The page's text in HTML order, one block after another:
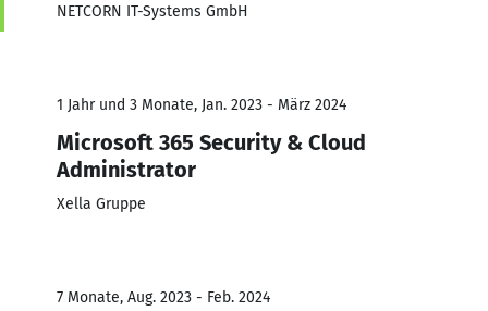
NETCORN IT-Systems GmbH
1 Jahr und 3 Monate, Jan. 2023 - März 2024
Microsoft 365 Security & Cloud
Administrator
Xella Gruppe
7 Monate, Aug. 2023 - Feb. 2024